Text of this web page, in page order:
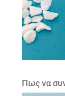
Πως να